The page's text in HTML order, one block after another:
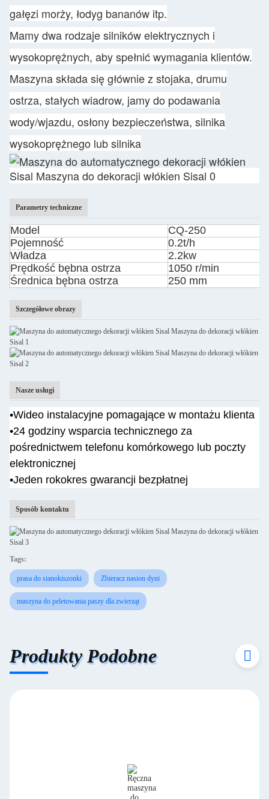
gałęzi morży, łodyg bananów itp.
Mamy dwa rodzaje silników elektrycznych i
wysokoprężnych, aby spełnić wymagania klientów.
Maszyna składa się głównie z stojaka, drumu
ostrza, stałych wiadrow, jamy do podawania
wody/wjazdu, osłony bezpieczeństwa, silnika
wysokoprężnego lub silnika
Parametry techniczne
Model
CQ-250
Pojemność
0.2t/h
Władza
2.2kw
Prędkość bębna ostrza
1050 r/min
Średnica bębna ostrza
250 mm
Szczegółowe obrazy
Nasze usługi
•Wideo instalacyjne pomagające w montażu klienta
•24 godziny wsparcia technicznego za
pośrednictwem telefonu komórkowego lub poczty
elektronicznej
•Jeden rokokres gwarancji bezpłatnej
Sposób kontaktu
Tags:
prasa do sianokiszonki Zbieracz nasion dyni
maszyna do peletowania paszy dla zwierząt
Produkty Podobne